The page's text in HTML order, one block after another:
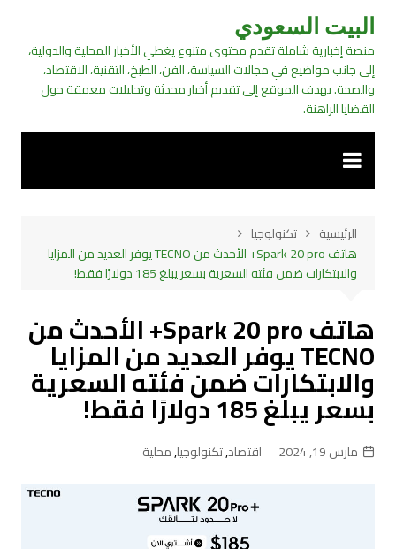
التجاوز
المحتوى
البيت السعودي
منصة إخبارية شاملة تقدم محتوى متنوع يغطي الأخبار المحلية والدولية،
إلى جانب مواضيع في مجالات السياسة، الفن، الطبخ، التقنية، الاقتصاد،
والصحة. يهدف الموقع إلى تقديم أخبار محدثة وتحليلات معمقة حول
القضايا الراهنة.
الرئيسية
تكنولوجيا
هاتف Spark 20 pro+ الأحدث من TECNO يوفر العديد من المزايا
والابتكارات ضمن فئته السعرية بسعر يبلغ 185 دولارًا فقط!
هاتف Spark 20 pro+ الأحدث من
TECNO يوفر العديد من المزايا
والابتكارات ضمن فئته السعرية
بسعر يبلغ 185 دولارًا فقط!
مارس 19, 2024 اقتصاد,تكنولوجيا,محلية